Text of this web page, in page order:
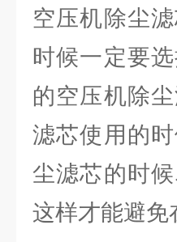
空压机除尘
时候一定要
的空压机除
滤芯使用的
尘滤芯的时
这样才能避免